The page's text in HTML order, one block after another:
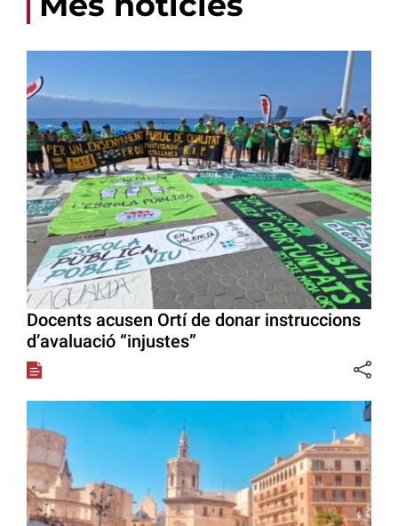
Docents acusen Ortí de donar instruccions
d’avaluació “injustes”